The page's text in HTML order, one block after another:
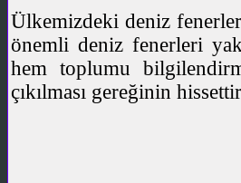
Ülkemizdeki deniz
önemli deniz fenerleri
hem toplumu
çıkılması gereğinin